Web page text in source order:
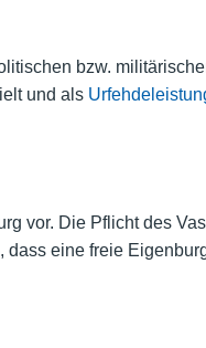
bzw.
und als
vor. Die Pflicht des
eine freie